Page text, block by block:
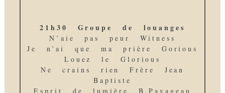
21h30 Groupe de louanges
N’aie pas peur Witness
Je n’ai que ma prière Gorious
Louez le Glorious
Ne crains rien Frère Jean
Baptiste
Esprit de lumière B.Pavageau